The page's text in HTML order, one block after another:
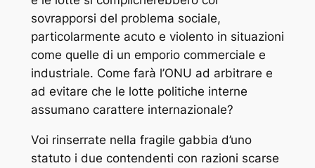
sovrapporsi del problema sociale,
particolarmente acuto e violento in situazioni
come quelle di un emporio commerciale e
industriale. Come farà l’ONU ad arbitrare e
ad evitare che le lotte politiche interne
assumano carattere internazionale?
Voi rinserrate nella fragile gabbia d’uno
statuto i due contendenti con razioni scarse